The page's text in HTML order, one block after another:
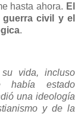
hasta ahora. El
civil y el
.
vida, incluso
había estado
una ideología
y de la